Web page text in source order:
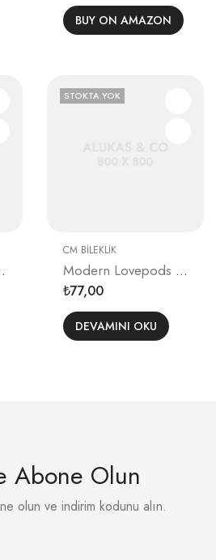
BUY ON AMAZON
STOKTA YOK
CM BILEKLIK
Modern Lovepods Pendant
₺77,00
DEVAMINI OKU
Abone Olun
olun ve indirim kodunu alın.